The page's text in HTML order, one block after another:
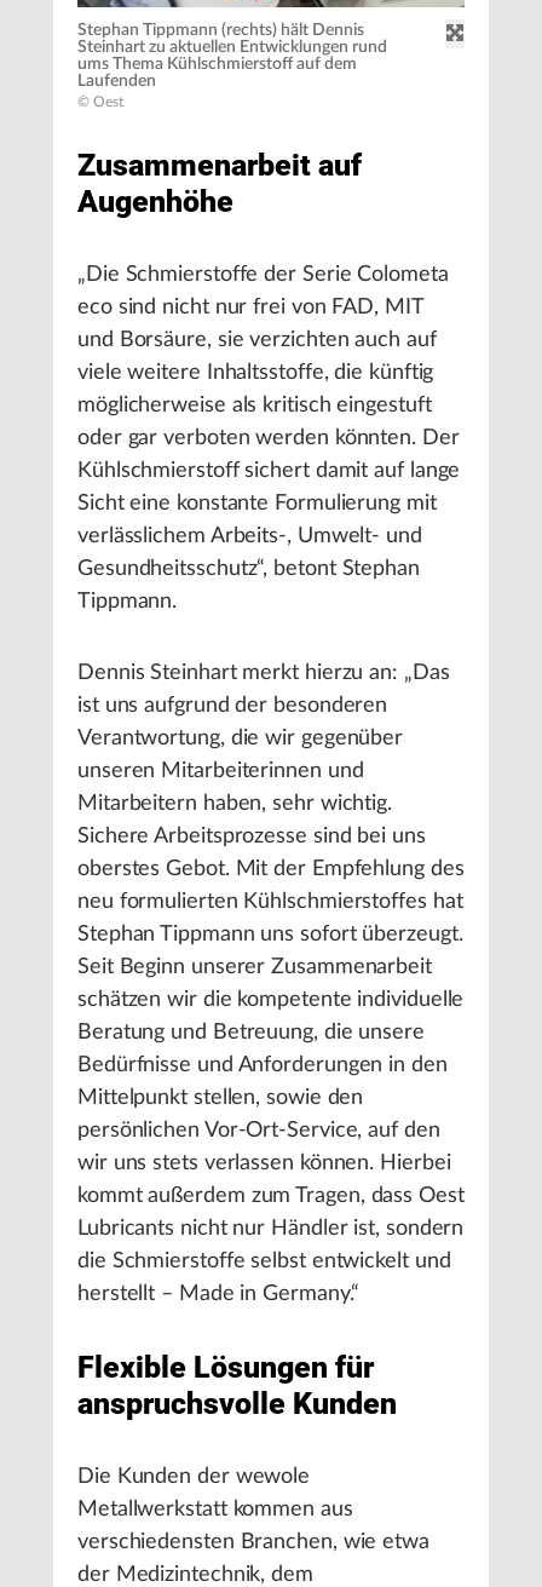
Stephan Tippmann (rechts) hält Dennis
Steinhart zu aktuellen Entwicklungen rund
ums Thema Kühlschmierstoff auf dem
Laufenden
© Oest
Zusammenarbeit auf
Augenhöhe
„Die Schmierstoffe der Serie Colometa
eco sind nicht nur frei von FAD, MIT
und Borsäure, sie verzichten auch auf
viele weitere Inhaltsstoffe, die künftig
möglicherweise als kritisch eingestuft
oder gar verboten werden könnten. Der
Kühlschmierstoff sichert damit auf lange
Sicht eine konstante Formulierung mit
verlässlichem Arbeits-, Umwelt- und
Gesundheitsschutz“, betont Stephan
Tippmann.
Dennis Steinhart merkt hierzu an: „Das
ist uns aufgrund der besonderen
Verantwortung, die wir gegenüber
unseren Mitarbeiterinnen und
Mitarbeitern haben, sehr wichtig.
Sichere Arbeitsprozesse sind bei uns
oberstes Gebot. Mit der Empfehlung des
neu formulierten Kühlschmierstoffes hat
Stephan Tippmann uns sofort überzeugt.
Seit Beginn unserer Zusammenarbeit
schätzen wir die kompetente individuelle
Beratung und Betreuung, die unsere
Bedürfnisse und Anforderungen in den
Mittelpunkt stellen, sowie den
persönlichen Vor-Ort-Service, auf den
wir uns stets verlassen können. Hierbei
kommt außerdem zum Tragen, dass Oest
Lubricants nicht nur Händler ist, sondern
die Schmierstoffe selbst entwickelt und
herstellt – Made in Germany.“
Flexible Lösungen für
anspruchsvolle Kunden
Die Kunden der wewole
Metallwerkstatt kommen aus
verschiedensten Branchen, wie etwa
der Medizintechnik, dem